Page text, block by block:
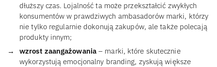
dłuższy czas. Lojalność ta może przekształcić zwykłych
konsumentów w prawdziwych ambasadorów marki, którzy
nie tylko regularnie dokonują zakupów, ale także polecają
produkty innym;
wzrost zaangażowania – marki, które skutecznie
wykorzystują emocjonalny branding, zyskują większe